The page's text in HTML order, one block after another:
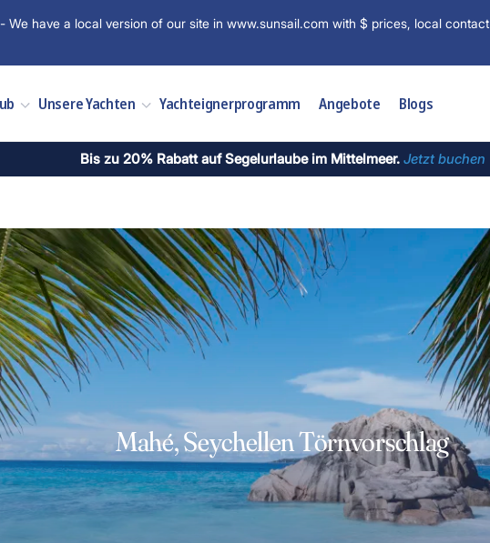
We have a local version of our site in www.sunsail.com with $ prices, local contact
Unsere Yachten Yachteignerprogramm Angebote Blogs
Bis zu 20% Rabatt auf Segelurlaube im Mittelmeer. Jetzt buchen
Mahé, Seychellen Törnvorschlag